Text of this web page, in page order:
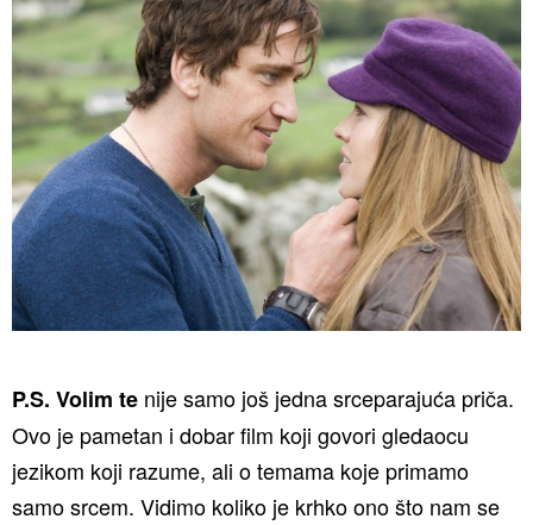
P.S. Volim te nije samo još jedna srceparajuća priča.
Ovo je pametan i dobar film koji govori gledaocu
jezikom koji razume, ali o temama koje primamo
samo srcem. Vidimo koliko je krhko ono što nam se